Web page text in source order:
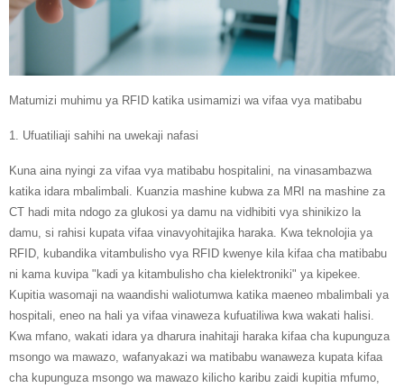
Matumizi muhimu ya RFID katika usimamizi wa vifaa vya matibabu
1. Ufuatiliaji sahihi na uwekaji nafasi
Kuna aina nyingi za vifaa vya matibabu hospitalini, na vinasambazwa
katika idara mbalimbali. Kuanzia mashine kubwa za MRI na mashine za
CT hadi mita ndogo za glukosi ya damu na vidhibiti vya shinikizo la
damu, si rahisi kupata vifaa vinavyohitajika haraka. Kwa teknolojia ya
RFID, kubandika vitambulisho vya RFID kwenye kila kifaa cha matibabu
ni kama kuvipa "kadi ya kitambulisho cha kielektroniki" ya kipekee.
Kupitia wasomaji na waandishi waliotumwa katika maeneo mbalimbali ya
hospitali, eneo na hali ya vifaa vinaweza kufuatiliwa kwa wakati halisi.
Kwa mfano, wakati idara ya dharura inahitaji haraka kifaa cha kupunguza
msongo wa mawazo, wafanyakazi wa matibabu wanaweza kupata kifaa
cha kupunguza msongo wa mawazo kilicho karibu zaidi kupitia mfumo,